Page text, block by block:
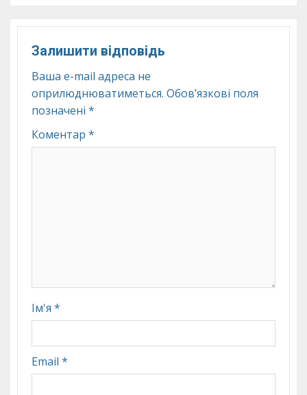
Залишити відповідь
Ваша e-mail адреса не
оприлюднюватиметься. Обов’язкові поля
позначені *
Коментар *
Ім'я *
Email *